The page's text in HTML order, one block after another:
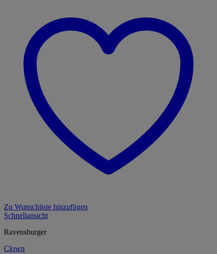
Zu Wunschliste hinzufügen
Schnellansicht
Ravensburger
Clown